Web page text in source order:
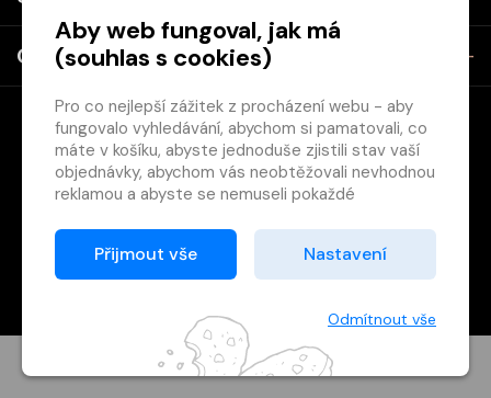
O společnosti
Copyright © 2026 Svět knihy, s.r.o. - společnost Svazu českých
knihkupců a nakladatelů.
Grand IT s.r.o.
Aby web fungoval, jak má
(souhlas s cookies)
Pro co nejlepší zážitek z procházení webu - aby
fungovalo vyhledávání, abychom si pamatovali, co
máte v košíku, abyste jednoduše zjistili stav vaší
objednávky, abychom vás neobtěžovali nevhodnou
reklamou a abyste se nemuseli pokaždé
Proto od vás potřebujeme souhlas se
zpracováním souborů cookies
Děkujeme, že nám ho dáte a pomůžete nám tak
Přijmout vše Nastavení
Odmítnout vše